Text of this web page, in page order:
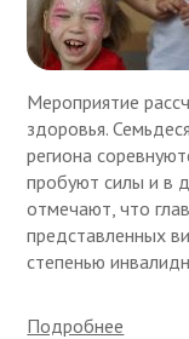
Мероприятие
здоровья.
региона
пробуют силы и в
отмечают, что
представленных
степенью
Подробнее